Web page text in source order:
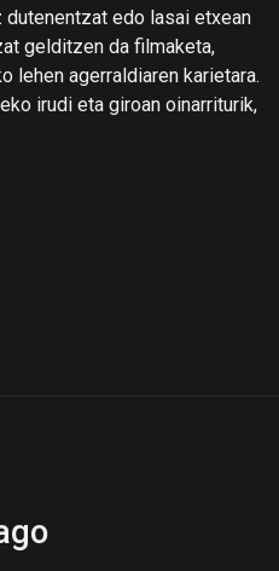
edo lasai etxean
gelditzen da filmaketa,
lehen agerraldiaren karietara.
irudi eta giroan oinarriturik,